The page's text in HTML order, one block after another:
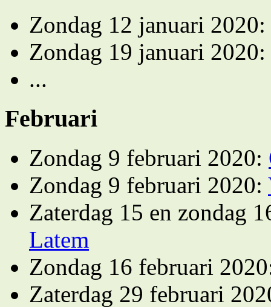
Zondag 12 januari 2020:
Zondag 19 januari 2020:
...
Februari
Zondag 9 februari 2020:
Zondag 9 februari 2020:
Zaterdag 15 en zondag
Latem
Zondag 16 februari
Zaterdag 29 februari